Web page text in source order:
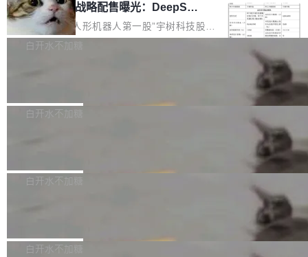
器 Prime Agent 的架构和市面上大多数 coding
agent 有本质区别。大多数 agent harness 的设
计是基于早期模型的能力—...
但它可能是主流开源项目中关于 AI 辅助贡献最
细致的一份规则。 政策的核心只有一句话：LLM
可以用来分析、提炼、审阅、建议，但不能用来
不得生成涉及安全性的关键变更，除非作者本身
宇树科技 IPO 战略配售曝光：DeepSe
ek 获配 93.3 万股，锁定 36 个月
8月6日晚间，“人形机器人第一股”宇树科技股份
有限公司披露IPO发行价格及战略配售结果，杭
36个月。 公告显示，本次宇树科技战略配售对
员工参与设立的专项资产管理计划。其中，Dee
获配9...
白开水不加糖
Bug fixes and enhancements 修复多次传递同
一个回归问题，该问题导致拉取镜像时会拒绝包
题，该问题可能导致在旧版 Linux 内核...
白开水不加糖
e 孵化器项目管理委员会（IPMC）投票中获得
P）！这一里程碑不仅标志着 Fluss 迈入新的发
白开水不加糖
长期停止内容更新，未能实现其作为“AI版维基百
白开水不加糖